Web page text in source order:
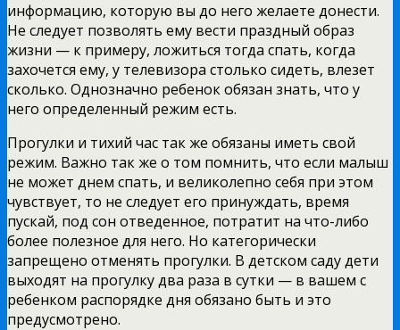
информацию, которую вы до него желаете донести.
Не следует позволять ему вести праздный образ
жизни — к примеру, ложиться тогда спать, когда
захочется ему, у телевизора столько сидеть, влезет
сколько. Однозначно ребенок обязан знать, что у
него определенный режим есть.
Прогулки и тихий час так же обязаны иметь свой
режим. Важно так же о том помнить, что если малыш
не может днем спать, и великолепно себя при этом
чувствует, то не следует его принуждать, время
пускай, под сон отведенное, потратит на что-либо
более полезное для него. Но категорически
запрещено отменять прогулки. В детском саду дети
выходят на прогулку два раза в сутки — в вашем с
ребенком распорядке дня обязано быть и это
предусмотрено.